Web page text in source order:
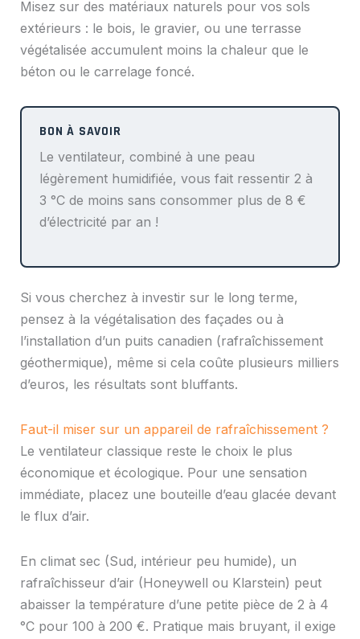
Misez sur des matériaux naturels pour vos sols
extérieurs : le bois, le gravier, ou une terrasse
végétalisée accumulent moins la chaleur que le
béton ou le carrelage foncé.
Le ventilateur, combiné à une peau
légèrement humidifiée, vous fait ressentir 2 à
3 °C de moins sans consommer plus de 8 €
d’électricité par an !
Si vous cherchez à investir sur le long terme,
pensez à la végétalisation des façades ou à
l’installation d’un puits canadien (rafraîchissement
géothermique), même si cela coûte plusieurs milliers
d’euros, les résultats sont bluffants.
Faut-il miser sur un appareil de rafraîchissement ?
Le ventilateur classique reste le choix le plus
économique et écologique. Pour une sensation
immédiate, placez une bouteille d’eau glacée devant
le flux d’air.
En climat sec (Sud, intérieur peu humide), un
rafraîchisseur d’air (Honeywell ou Klarstein) peut
abaisser la température d’une petite pièce de 2 à 4
°C pour 100 à 200 €. Pratique mais bruyant, il exige